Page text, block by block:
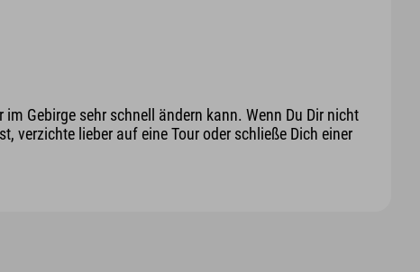
Gebirge sehr schnell ändern kann. Wenn Du Dir nicht
verzichte lieber auf eine Tour oder schließe Dich einer